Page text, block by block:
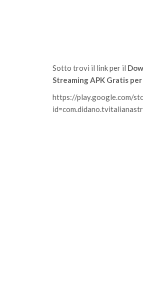
Sotto trovi il link per il
Streaming APK Gratis
https://play.google.com/